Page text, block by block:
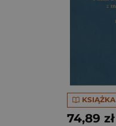
KSIĄŻKA
74,89 zł